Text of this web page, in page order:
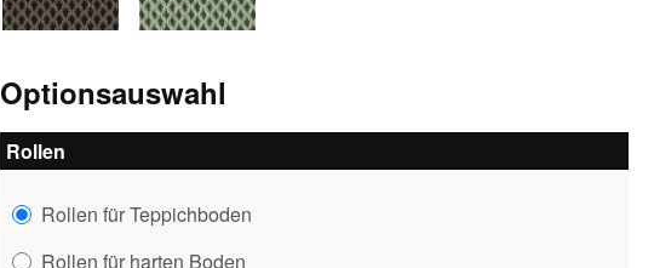
Optionsauswahl
Rollen
Rollen für Teppichboden
Rollen für harten Boden